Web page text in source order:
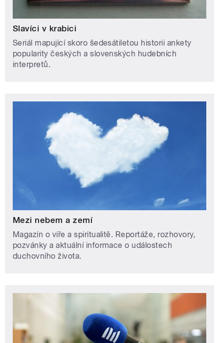
Slavíci v krabici
Seriál mapující skoro šedesátiletou historii ankety
popularity českých a slovenských hudebních
interpretů.
Mezi nebem a zemí
Magazín o víře a spiritualitě. Reportáže, rozhovory,
pozvánky a aktuální informace o událostech
duchovního života.